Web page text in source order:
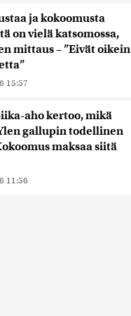
ja kokoomusta
on vielä katsomossa,
mittaus – ”Eivät oikein
15:57
aho kertoo, mikä
gallupin todellinen
maksaa siitä
11:56